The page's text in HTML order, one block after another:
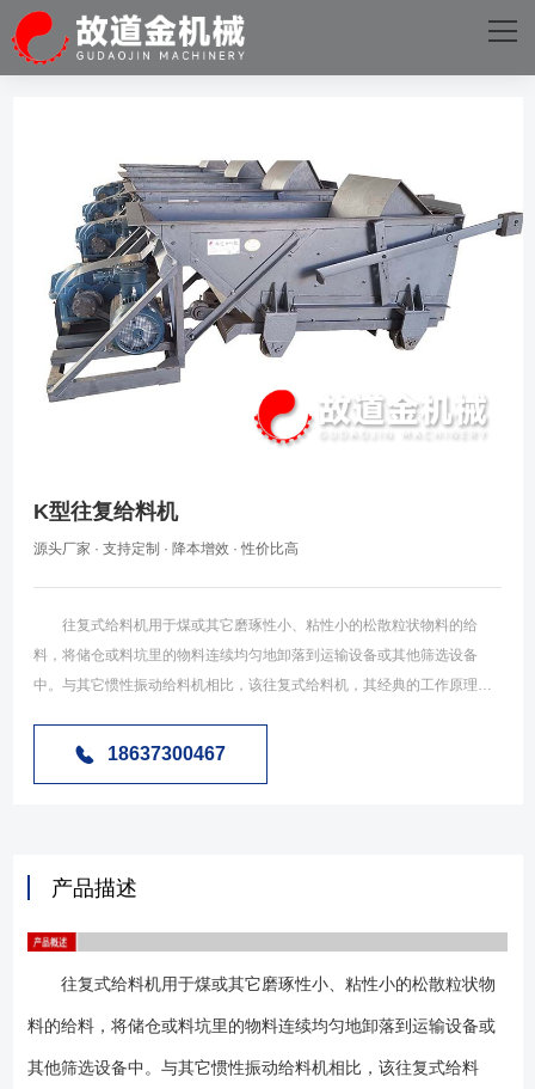
网站首页
成功案例
生产设备
新闻资讯
火星电竞·(中国)官方网站
K型往复给料机
源头厂家 · 支持定制 · 降本增效 · 性价比高
往复式给料机用于煤或其它磨琢性小、粘性小的松散粒状物料的给
料，将储仓或料坑里的物料连续均匀地卸落到运输设备或其他筛选设备
中。与其它惯性振动给料机相比，该往复式给料机，其经典的工作原理和
地式安装方式很大程度上提高了设备整机对工作环境的适应性，因而运行
把煤或其它磨琢性小、粘性不大的松散粒状、粉状物料从给料设备中均匀
站、输煤车间、港口散料码头等散料转运，可将散料经料仓或直接进行均
匀的转载到胶带机或其它筛选设备、贮存装置等配合使用。实现对矿石、
砂煤、粮食等散装物料的均匀 给料.本设备机体安装于料斗下，传动装置为
号。 1、工作运转安全可靠且机器使用寿命长； 2、重量轻、体积
18637300467
产品描述
往复式给料机用于煤或其它磨琢性小、粘性小的松散粒状物
料的给料，将储仓或料坑里的物料连续均匀地卸落到运输设备或
其他筛选设备中。与其它惯性振动给料机相比，该往复式给料